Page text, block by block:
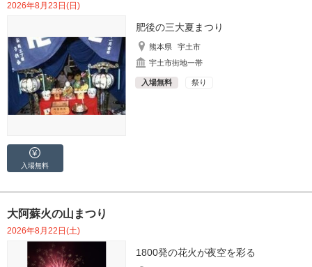
2026年8月23日(日)
肥後の三大夏まつり
熊本県
宇土市
宇土市街地一帯
入場無料 祭り
入場無料
大阿蘇火の山まつり
2026年8月22日(土)
1800発の花火が夜空を彩る